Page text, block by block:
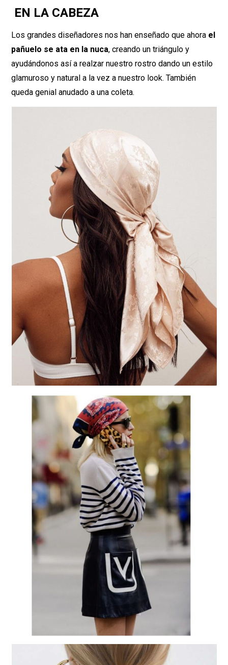
EN LA CABEZA
Los grandes diseñadores nos han enseñado que ahora el
pañuelo se ata en la nuca, creando un triángulo y
ayudándonos así a realzar nuestro rostro dando un estilo
glamuroso y natural a la vez a nuestro look. También
queda genial anudado a una coleta.